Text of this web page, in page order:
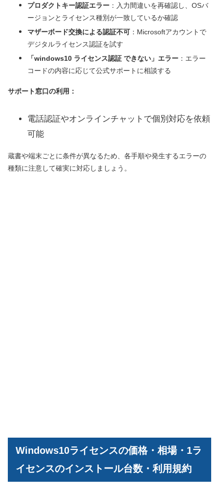
プロダクトキー認証エラー ：入力間違いを再確認し、OSバ
ージョンとライセンス種別が一致しているか確認
マザーボード交換による認証不可 ：Microsoftアカウントで
デジタルライセンス認証を試す
「windows10 ライセンス認証 できない」エラー ：エラー
コードの内容に応じて公式サポートに相談する
サポート窓口の利用：
電話認証やオンラインチャットで個別対応を依頼
可能
蔵書や端末ごとに条件が異なるため、各手順や発生するエラーの
種類に注意して確実に対応しましょう。
Windows10ライセンスの価格・相場・1ラ
イセンスのインストール台数・利用規約